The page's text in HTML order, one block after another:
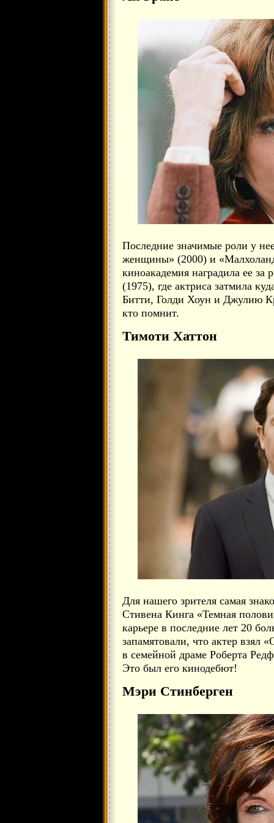
Последние значимые роли у
женщины» (2000) и
киноакадемия наградила ее
(1975), где актриса затмила
Битти, Голди Хоун и Джулию
кто помнит.
Тимоти Хаттон
Для нашего зрителя самая
Стивена Кинга «Темная
карьере в последние лет 20
запамятовали, что актер взял
в семейной драме Роберта
Это был его кинодебют!
Мэри Стинберген